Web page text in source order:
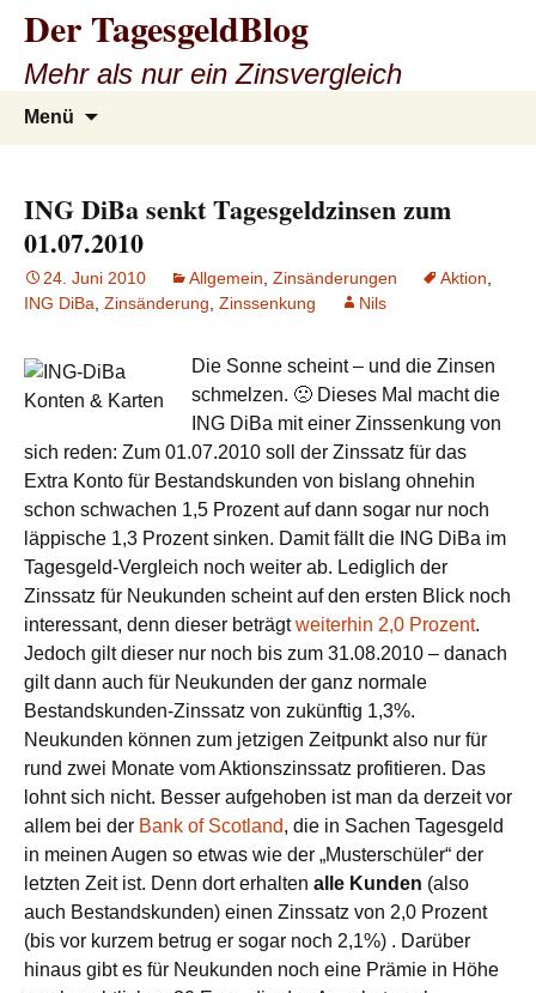
Der TagesgeldBlog
Mehr als nur ein Zinsvergleich
Menü
ING DiBa senkt Tagesgeldzinsen zum
01.07.2010
24. Juni 2010 Allgemein Zinsänderungen Aktion
ING DiBa Zinsänderung Zinssenkung Nils
Die Sonne scheint – und die Zinsen
schmelzen. 🙁 Dieses Mal macht die
ING DiBa mit einer Zinssenkung von
sich reden: Zum 01.07.2010 soll der Zinssatz für das
Extra Konto für Bestandskunden von bislang ohnehin
schon schwachen 1,5 Prozent auf dann sogar nur noch
läppische 1,3 Prozent sinken. Damit fällt die ING DiBa im
Tagesgeld-Vergleich noch weiter ab. Lediglich der
Zinssatz für Neukunden scheint auf den ersten Blick noch
interessant, denn dieser beträgtweiterhin 2,0 Prozent.
Jedoch gilt dieser nur noch bis zum 31.08.2010 – danach
gilt dann auch für Neukunden der ganz normale
Bestandskunden-Zinssatz von zukünftig 1,3%.
Neukunden können zum jetzigen Zeitpunkt also nur für
rund zwei Monate vom Aktionszinssatz profitieren. Das
lohnt sich nicht. Besser aufgehoben ist man da derzeit vor
allem bei der Bank of Scotland, die in Sachen Tagesgeld
in meinen Augen so etwas wie der „Musterschüler“ der
letzten Zeit ist. Denn dort erhalten alle Kunden (also
auch Bestandskunden) einen Zinssatz von 2,0 Prozent
(bis vor kurzem betrug er sogar noch 2,1%) . Darüber
hinaus gibt es für Neukunden noch eine Prämie in Höhe